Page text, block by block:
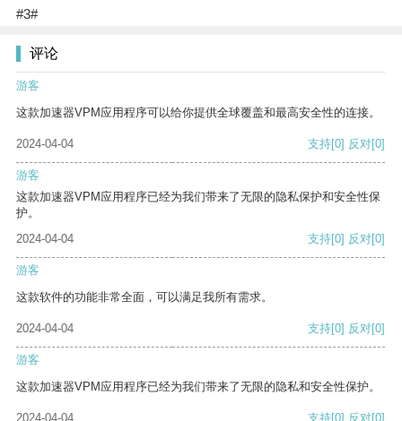
#3#
评论
游客
这款加速器VPM应用程序可以给你提供全球覆盖和最高安全性的连接。
2024-04-04 支持[0] 反对[0]
游客
这款加速器VPM应用程序已经为我们带来了无限的隐私保护和安全性保
护。
2024-04-04
支持[0] 反对[0]
游客
这款软件的功能非常全面，可以满足我所有需求。
2024-04-04 支持[0] 反对[0]
游客
这款加速器VPM应用程序已经为我们带来了无限的隐私和安全性保护。
2024-04-04 支持[0] 反对[0]